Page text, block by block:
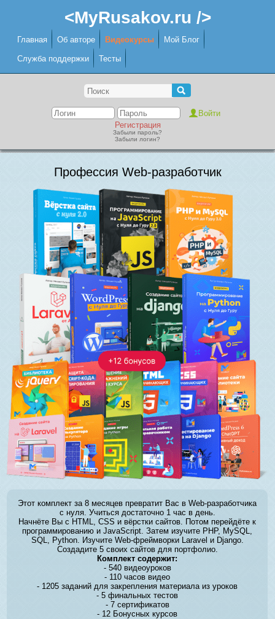
<MyRusakov.ru />
Главная Об авторе Видеокурсы Мой Блог
Служба поддержки Тесты
Регистрация
Забыли пароль?
Забыли логин?
Профессия Web-разработчик
Этот комплект за 8 месяцев превратит Вас в Web-разработчика
с нуля. Учиться достаточно 1 час в день.
Начнёте Вы с HTML, CSS и вёрстки сайтов. Потом перейдёте к
программированию и JavaScript. Затем изучите PHP, MySQL,
SQL, Python. Изучите Web-фреймворки Laravel и Django.
Создадите 5 своих сайтов для портфолио.
Комплект содержит:
- 540 видеоуроков
- 110 часов видео
- 1205 заданий для закрепления материала из уроков
- 5 финальных тестов
- 7 сертификатов
- 12 Бонусных курсов